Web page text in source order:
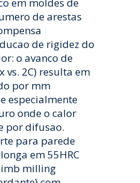
de arestas
de rigidez do
o avanco de
vs. 2C) resulta em
por mm
especialmente
onde o calor
por difusao.
para parede
em 55HRC
milling